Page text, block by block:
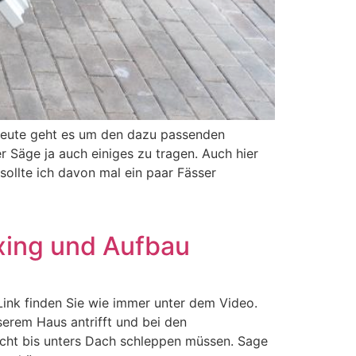
geht es um den dazu passenden
ja auch einiges zu tragen. Auch hier
ich davon mal ein paar Fässer
und Aufbau
finden Sie wie immer unter dem Video.
Haus antrifft und bei den
bis unters Dach schleppen müssen. Sage